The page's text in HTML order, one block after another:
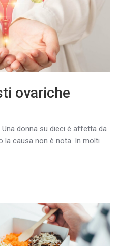
ovariche
donna su dieci è affetta da
la causa non è nota. In molti